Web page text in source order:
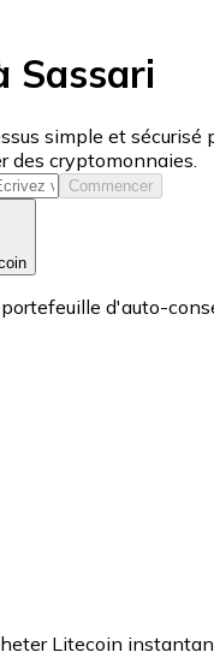
Sassari
simple et sécurisé
des cryptomonnaies.
Commencer
d'auto-
Litecoin